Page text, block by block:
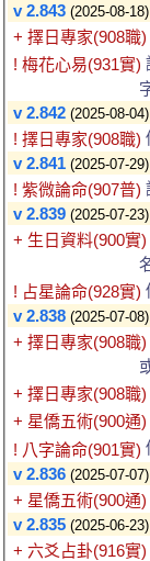
v 2.843 (2025-08-18)
+ 擇日專家(908職)
! 梅花心易(931實)
v 2.842 (2025-08-04)
! 擇日專家(908職)
v 2.841 (2025-07-29)
! 紫微論命(907普)
v 2.839 (2025-07-23)
+ 生日資料(900實)
! 占星論命(928實)
v 2.838 (2025-07-08)
+ 擇日專家(908職)
+ 擇日專家(908職)
+ 星僑五術(900通)
! 八字論命(901實)
v 2.836 (2025-07-07)
+ 星僑五術(900通)
v 2.835 (2025-06-23)
+ 六爻占卦(916實)